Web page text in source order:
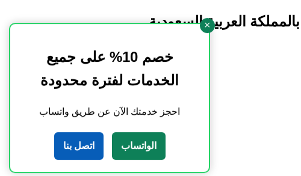
العربية السعودية
×
خصم 10% على جميع
الخدمات لفترة محدودة
احجز خدمتك الآن عن طريق واتساب
الواتساب اتصل بنا